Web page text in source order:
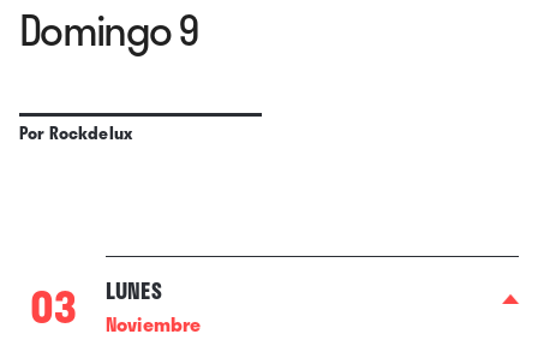
Domingo 9
PorRockdelux
03 LUNES
Noviembre